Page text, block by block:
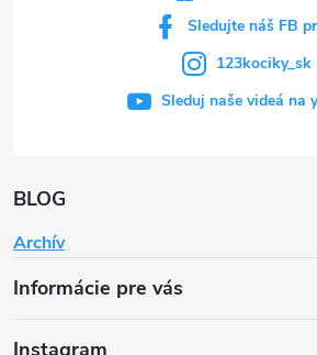
BLOG
Archív
Informácie pre vás
Sledujte náš FB
123kociky_sk
Sleduj naše videá na
Instagram